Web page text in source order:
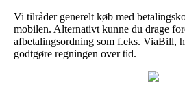
Vi tilråder generelt køb med
mobilen. Alternativt kunne du drage
afbetalingsordning som f.eks. ViaBill,
godtgøre regningen over tid.